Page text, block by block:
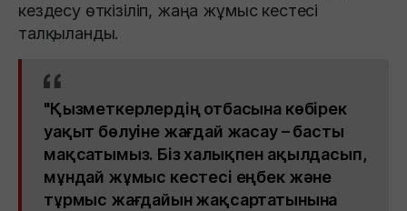
кездесу өткізіліп, жаңа жұмыс кестесі
талқыланды.
"Қызметкерлердің отбасына көбірек
уақыт бөлуіне жағдай жасау – басты
мақсатымыз. Біз халықпен ақылдасып,
мұндай жұмыс кестесі еңбек және
тұрмыс жағдайын жақсартатынына